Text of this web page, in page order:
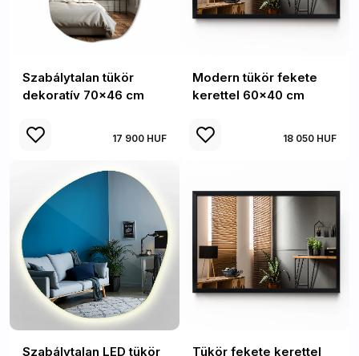
Szabálytalan tükör
dekoratív 70x46 cm
17 900 HUF
Modern tükör fekete
kerettel 60x40 cm
18 050 HUF
Szabálytalan LED tükör Tükör fekete kerettel